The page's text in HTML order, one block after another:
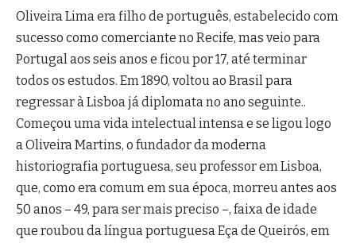
Oliveira Lima era filho de português, estabelecido com
sucesso como comerciante no Recife, mas veio para
Portugal aos seis anos e ficou por 17, até terminar
todos os estudos. Em 1890, voltou ao Brasil para
regressar à Lisboa já diplomata no ano seguinte..
Começou uma vida intelectual intensa e se ligou logo
a Oliveira Martins, o fundador da moderna
historiografia portuguesa, seu professor em Lisboa,
que, como era comum em sua época, morreu antes aos
50 anos – 49, para ser mais preciso –, faixa de idade
que roubou da língua portuguesa Eça de Queirós, em